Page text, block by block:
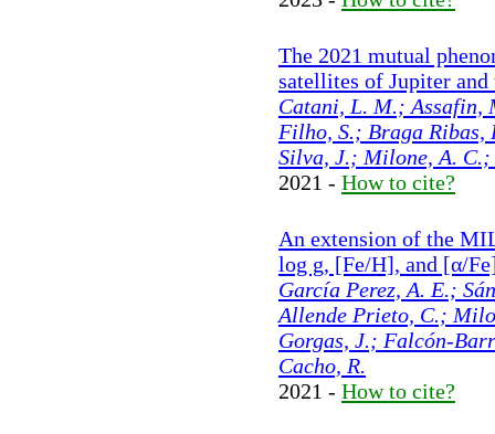
The 2021 mutual
satellites of Jupiter
Catani, L. M.; Assafin,
Filho, S.; Braga
Silva, J.; Milone, A.
2021 - How to cite?
An extension of the
log g, [Fe/H], and [α/
García Perez, A. E.;
Allende Prieto, C.;
Gorgas, J.; Falcón-
Cacho, R.
2021 - How to cite?